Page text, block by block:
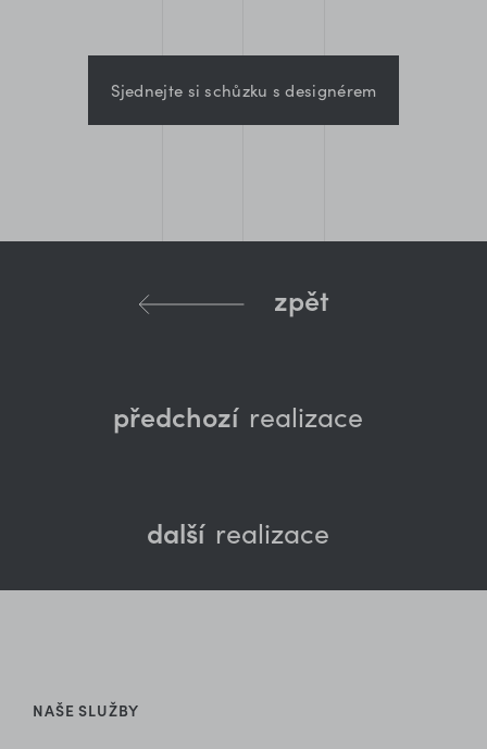
Sjednejte si schůzku s designérem
zpět
předchozí realizace
další realizace
NAŠE SLUŽBY